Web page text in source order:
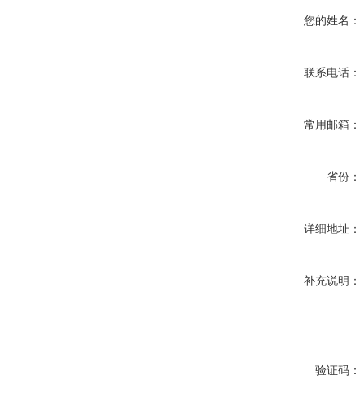
您的姓名：
联系电话：
常用邮箱：
省份：
详细地址：
补充说明：
验证码：